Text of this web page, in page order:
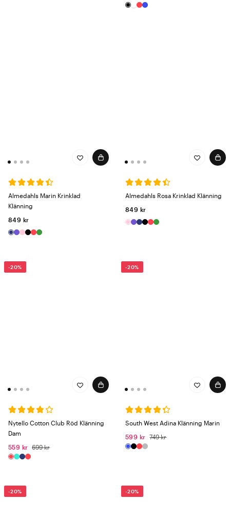
Almedahls Marin Krinklad
Klänning
849 kr
Almedahls Rosa Krinklad Klänning
849 kr
-20%
Nytello Cotton Club Röd Klänning
Dam
559 kr
699 kr
-20%
South West Adina Klänning Marin
599 kr
749 kr
-20% -20%